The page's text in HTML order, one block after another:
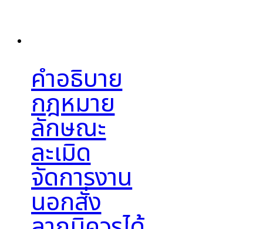
คำอธิบาย
กฎหมาย
ลักษณะ
ละเมิด
จัดการงาน
นอกสั่ง